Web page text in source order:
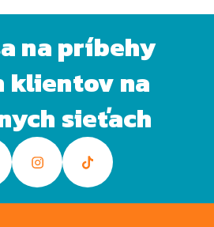
na príbehy
klientov na
sieťach